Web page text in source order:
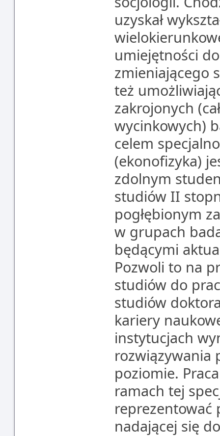
uzyskał
umiejętności
zmieniającego
też
zakrojonych
wycinkowych)
celem
(ekonofizyka)
zdolnym
studiów II
pogłębionym
w grupach
będącymi
Pozwoli to na
studiów do
studiów
kariery
instytucjach
rozwiązywania
poziomie.
ramach tej
reprezentować
nadającej się